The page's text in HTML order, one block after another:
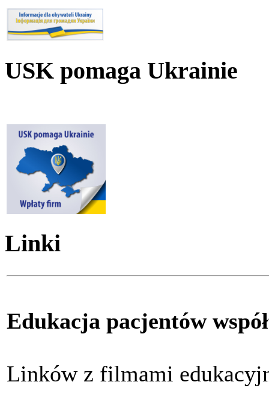
USK pomaga Ukrainie
Linki
Edukacja pacjentów
Linków z filmami